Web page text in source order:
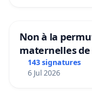
Non à la
maternelles
Préservons la
143 signatures
6 Jul 2026